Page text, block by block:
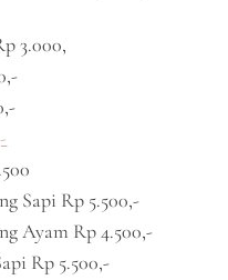
3.000,
Sapi Rp 5.500,-
Ayam Rp 4.500,-
Rp 5.500,-